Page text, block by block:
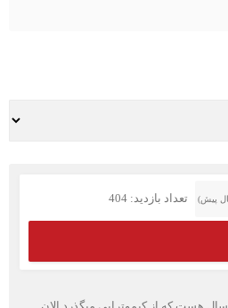
تعداد بازدید: 404